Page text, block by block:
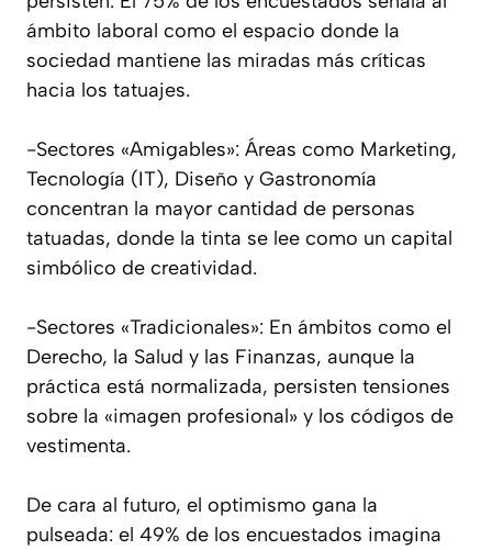
ámbito laboral como el espacio donde la
sociedad mantiene las miradas más críticas
hacia los tatuajes.
-Sectores «Amigables»: Áreas como Marketing,
Tecnología (IT), Diseño y Gastronomía
concentran la mayor cantidad de personas
tatuadas, donde la tinta se lee como un capital
simbólico de creatividad.
-Sectores «Tradicionales»: En ámbitos como el
Derecho, la Salud y las Finanzas, aunque la
práctica está normalizada, persisten tensiones
sobre la «imagen profesional» y los códigos de
vestimenta.
De cara al futuro, el optimismo gana la
pulseada: el 49% de los encuestados imagina